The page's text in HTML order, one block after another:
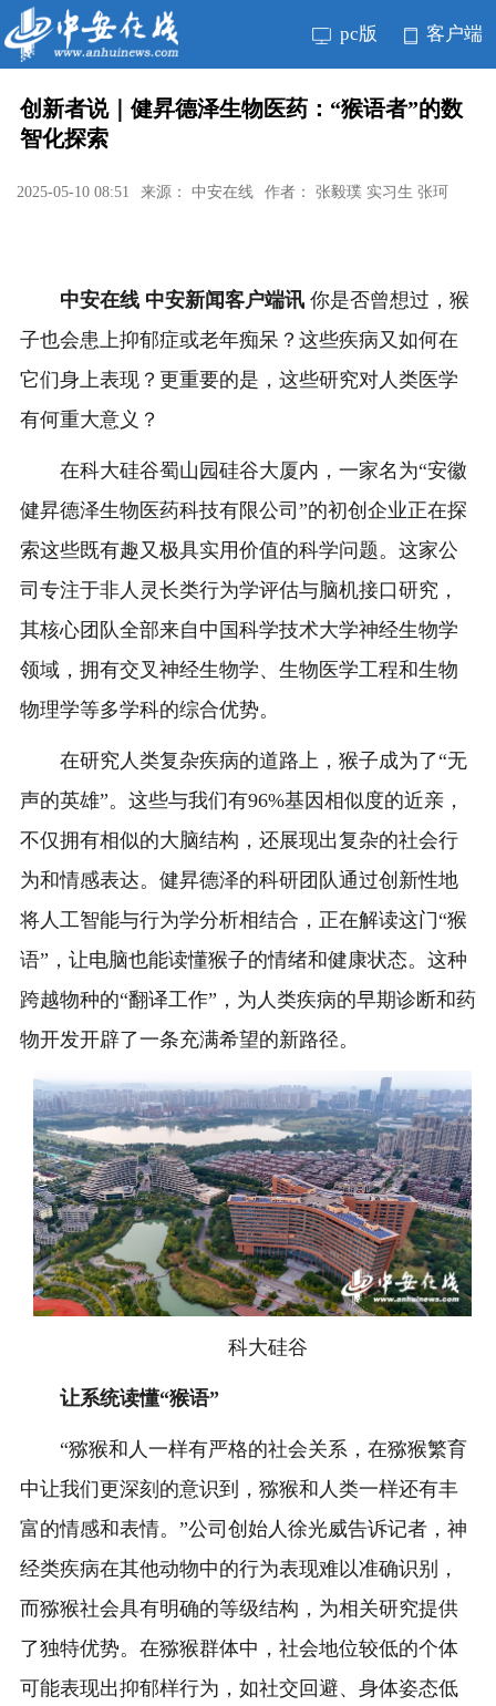
pc版 客户端
创新者说｜健昇德泽生物医药：“猴语者”的数
智化探索
2025-05-10 08:51 来源： 中安在线 作者： 张毅璞 实习生 张珂
中安在线 中安新闻客户端讯你是否曾想过，猴
子也会患上抑郁症或老年痴呆？这些疾病又如何在
它们身上表现？更重要的是，这些研究对人类医学
有何重大意义？
在科大硅谷蜀山园硅谷大厦内，一家名为“安徽
健昇德泽生物医药科技有限公司”的初创企业正在探
索这些既有趣又极具实用价值的科学问题。这家公
司专注于非人灵长类行为学评估与脑机接口研究，
其核心团队全部来自中国科学技术大学神经生物学
领域，拥有交叉神经生物学、生物医学工程和生物
物理学等多学科的综合优势。
在研究人类复杂疾病的道路上，猴子成为了“无
声的英雄”。这些与我们有96%基因相似度的近亲，
不仅拥有相似的大脑结构，还展现出复杂的社会行
为和情感表达。健昇德泽的科研团队通过创新性地
将人工智能与行为学分析相结合，正在解读这门“猴
语”，让电脑也能读懂猴子的情绪和健康状态。这种
跨越物种的“翻译工作”，为人类疾病的早期诊断和药
物开发开辟了一条充满希望的新路径。
科大硅谷
让系统读懂“猴语”
“猕猴和人一样有严格的社会关系，在猕猴繁育
中让我们更深刻的意识到，猕猴和人类一样还有丰
富的情感和表情。”公司创始人徐光威告诉记者，神
经类疾病在其他动物中的行为表现难以准确识别，
而猕猴社会具有明确的等级结构，为相关研究提供
了独特优势。在猕猴群体中，社会地位较低的个体
可能表现出抑郁样行为，如社交回避、身体姿态低